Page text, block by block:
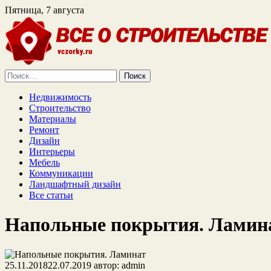
Пятница, 7 августа
Найти:
Недвижимость
Строительство
Материалы
Ремонт
Дизайн
Интерьеры
Мебель
Коммуникации
Ландшафтный дизайн
Все статьи
Напольные покрытия.
25.11.201822.07.2019 автор: admin